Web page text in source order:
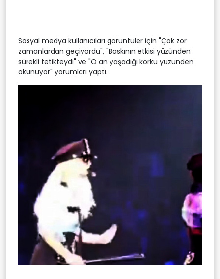
Sosyal medya kullanıcıları görüntüler için "Çok zor
zamanlardan geçiyordu", "Baskının etkisi yüzünden
sürekli tetikteydi" ve "O an yaşadığı korku yüzünden
okunuyor" yorumları yaptı.